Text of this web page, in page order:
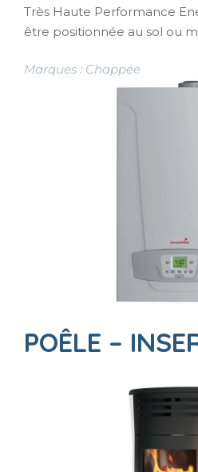
Très Haute Performance
être positionnée au sol ou
Marques : Chappée
POÊLE –